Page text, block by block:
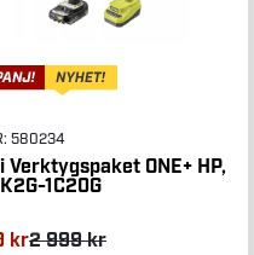
580234
Verktygspaket ONE+ HP,
1C20G
kr2 999 kr